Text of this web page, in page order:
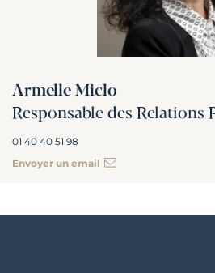
Armelle Miclo
Responsable des Relations
01 40 40 51 98
Envoyer un email